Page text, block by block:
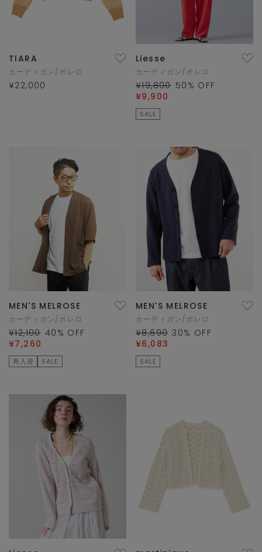
TIARA
カーディガン/ボレロ
¥22,000
Liesse
カーディガン/ボレロ
¥19,800 50 % OFF
¥9,900
SALE
MEN'S MELROSE
カーディガン/ボレロ
¥12,100 40 % OFF
¥7,260
再入荷 SALE
MEN'S MELROSE
カーディガン/ボレロ
¥8,690 30% OFF
¥6,083
SALE